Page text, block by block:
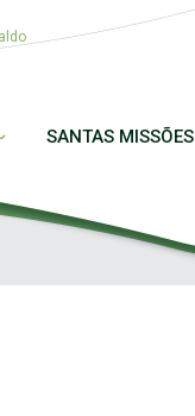
SANTAS MISSÕES